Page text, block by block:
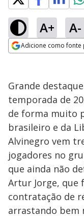
A+ A-
Adicione como fonte
Grande
temporada de
de forma muito
brasileiro e da
Alvinegro vem
jogadores no
que ainda não
Artur Jorge, que
contratação de
arrastando bem